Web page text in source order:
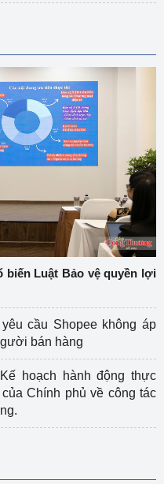
biến Luật Bảo vệ quyền lợi
cầu Shopee không áp
bán hàng
hoạch hành động thực
Chính phủ về công tác